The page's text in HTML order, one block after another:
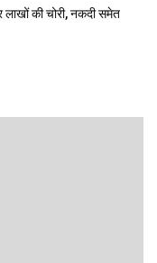
की चोरी, नकदी समेत